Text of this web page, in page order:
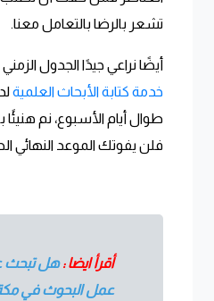
تشعر بالرضا بالتعامل معنا.
أيضًا نراعي جيدًا الجدول
خدمة كتابة الأبحاث العلمية
طوال أيام الأسبوع، نم هنيئًا
فلن يفوتك الموعد النهائي
أقرأ ايضا :هل
عمل البحوث في